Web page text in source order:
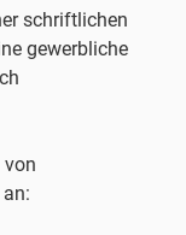
schriftlichen
gewerbliche
von